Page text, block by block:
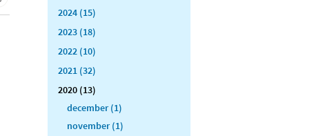
2024 (15)
2023 (18)
2022 (10)
2021 (32)
2020 (13)
december (1)
november (1)